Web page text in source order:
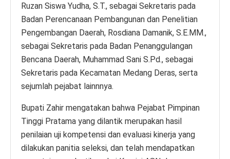
Ruzan Siswa Yudha, S.T., sebagai Sekretaris pada
Badan Perencanaan Pembangunan dan Penelitian
Pengembangan Daerah, Rosdiana Damanik, S.E.MM.,
sebagai Sekretaris pada Badan Penanggulangan
Bencana Daerah, Muhammad Sani S.Pd., sebagai
Sekretaris pada Kecamatan Medang Deras, serta
sejumlah pejabat lainnnya.
Bupati Zahir mengatakan bahwa Pejabat Pimpinan
Tinggi Pratama yang dilantik merupakan hasil
penilaian uji kompetensi dan evaluasi kinerja yang
dilakukan panitia seleksi, dan telah mendapatkan